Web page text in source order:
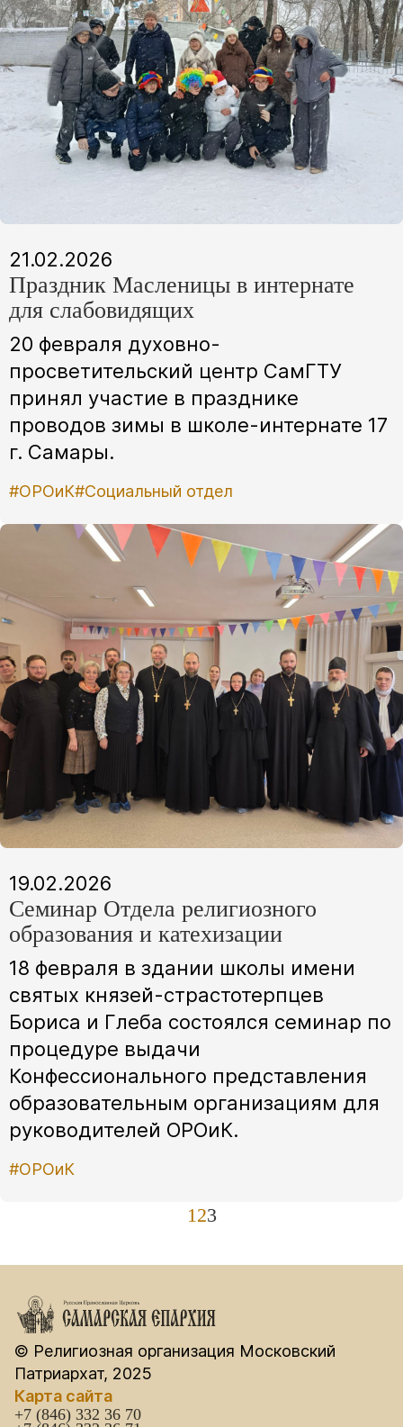
21.02.2026
Праздник Масленицы в интернате
для слабовидящих
20 февраля духовно-
просветительский центр СамГТУ
принял участие в празднике
проводов зимы в школе-интернате 17
г. Самары.
#ОРОиК#Социальный отдел
19.02.2026
Семинар Отдела религиозного
образования и катехизации
18 февраля в здании школы имени
святых князей-страстотерпцев
Бориса и Глеба состоялся семинар по
процедуре выдачи
Конфессионального представления
образовательным организациям для
руководителей ОРОиК.
#ОРОиК
123
© Религиозная организация Московский
Патриархат, 2025
Карта сайта
+7 (846) 332 36 70